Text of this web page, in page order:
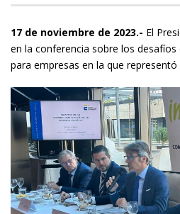
17 de noviembre de 2023.- El
en la conferencia sobre los
para empresas en la que representó